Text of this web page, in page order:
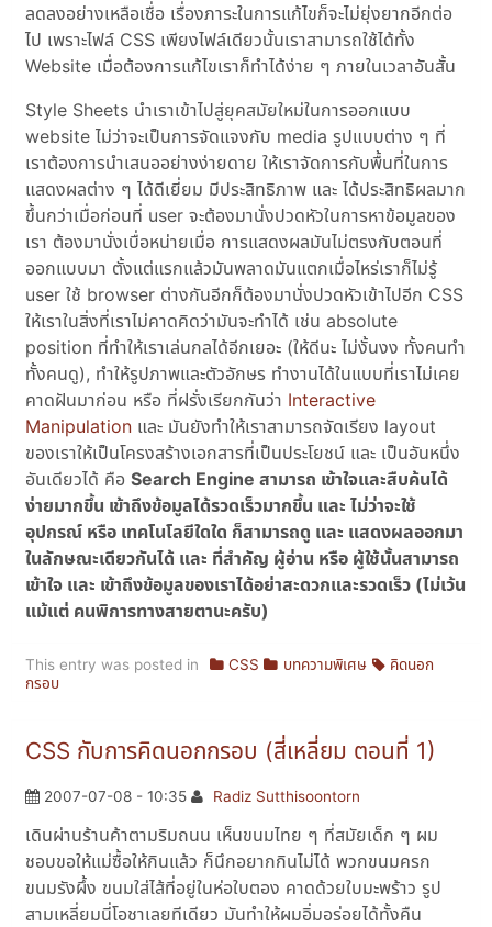
ลดลงอย่างเหลือเชื่อ เรื่องภาระในการแก้ไขก็จะไม่ยุ่งยากอีกต่อ
ไป เพราะไฟล์ CSS เพียงไฟล์เดียวนั้นเราสามารถใช้ได้ทั้ง
Website เมื่อต้องการแก้ไขเราก็ทำได้ง่าย ๆ ภายในเวลาอันสั้น
Style Sheets นำเราเข้าไปสู่ยุคสมัยใหม่ในการออกแบบ
website ไม่ว่าจะเป็นการจัดแจงกับ media รูปแบบต่าง ๆ ที่
เราต้องการนำเสนออย่างง่ายดาย ให้เราจัดการกับพื้นที่ในการ
แสดงผลต่าง ๆ ได้ดีเยี่ยม มีประสิทธิภาพ และ ได้ประสิทธิผลมาก
ขึ้นกว่าเมื่อก่อนที่ user จะต้องมานั่งปวดหัวในการหาข้อมูลของ
เรา ต้องมานั่งเบื่อหน่ายเมื่อ การแสดงผลมันไม่ตรงกับตอนที่
ออกแบบมา ตั้งแต่แรกแล้วมันพลาดมันแตกเมื่อไหร่เราก็ไม่รู้
user ใช้ browser ต่างกันอีกก็ต้องมานั่งปวดหัวเข้าไปอีก CSS
ให้เราในสิ่งที่เราไม่คาดคิดว่ามันจะทำได้ เช่น absolute
position ที่ทำให้เราเล่นกลได้อีกเยอะ (ให้ดีนะ ไม่งั้นงง ทั้งคนทำ
ทั้งคนดู), ทำให้รูปภาพและตัวอักษร ทำงานได้ในแบบที่เราไม่เคย
คาดฝันมาก่อน หรือ ที่ฝรั่งเรียกกันว่า Interactive
Manipulation และ มันยังทำให้เราสามารถจัดเรียง layout
ของเราให้เป็นโครงสร้างเอกสารที่เป็นประโยชน์ และ เป็นอันหนึ่ง
อันเดียวได้ คือSearch Engine สามารถ เข้าใจและสืบค้นได้
ง่ายมากขึ้น เข้าถึงข้อมูลได้รวดเร็วมากขึ้น และ ไม่ว่าจะใช้
อุปกรณ์ หรือ เทคโนโลยีใดใด ก็สามารถดู และ แสดงผลออกมา
ในลักษณะเดียวกันได้ และ ที่สำคัญ ผู้อ่าน หรือ ผู้ใช้นั้นสามารถ
เข้าใจ และ เข้าถึงข้อมูลของเราได้อย่าสะดวกและรวดเร็ว (ไม่เว้น
แม้แต่ คนพิการทางสายตานะครับ)
This entry was posted in CSS บทความพิเศษ
คิดนอก
กรอบ
CSS กับการคิดนอกกรอบ (สี่เหลี่ยม ตอนที่ 1)
2007-07-08 - 10:35 Radiz Sutthisoontorn
เดินผ่านร้านค้าตามริมถนน เห็นขนมไทย ๆ ที่สมัยเด็ก ๆ ผม
ชอบขอให้แม่ซื้อให้กินแล้ว ก็นึกอยากกินไม่ได้ พวกขนมครก
ขนมรังผึ้ง ขนมใส่ไส้ที่อยู่ในห่อใบตอง คาดด้วยใบมะพร้าว รูป
สามเหลี่ยมนี่โอชาเลยทีเดียว มันทำให้ผมอิ่มอร่อยได้ทั้งคืน